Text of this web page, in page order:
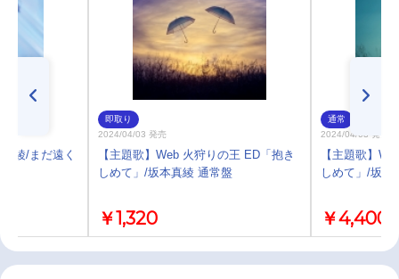
綾/まだ遠く
即取り
2024/04/03 発売
【主題歌】Web 火狩りの王 ED「抱き
しめて」/坂本真綾 通常盤
￥1,320
通常
2024/04/03 発売
【主題歌】
しめて」/坂本
￥4,400